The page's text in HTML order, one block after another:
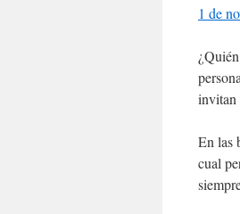
1 de
invitan
En las
cual